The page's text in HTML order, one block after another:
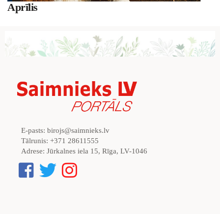
Aprīlis
E-pasts: birojs@saimnieks.lv
Tālrunis: +371 28611555
Adrese: Jūrkalnes iela 15, Rīga, LV-1046